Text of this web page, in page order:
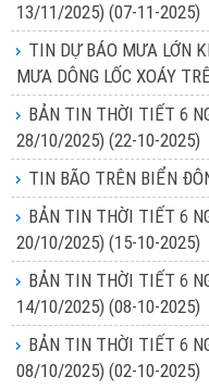
13/11/2025) (07-11-2025)
TIN DỰ BÁO MƯA LỚN
MƯA DÔNG LỐC XOÁY
BẢN TIN THỜI TIẾT 6
28/10/2025) (22-10-2025)
TIN BÃO TRÊN BIỂN
BẢN TIN THỜI TIẾT 6
20/10/2025) (15-10-2025)
BẢN TIN THỜI TIẾT 6
14/10/2025) (08-10-2025)
BẢN TIN THỜI TIẾT 6
08/10/2025) (02-10-2025)